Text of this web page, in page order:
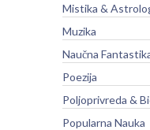
Mistika &
Muzika
Naučna
Poezija
Poljoprivreda &
Popularna Nauka